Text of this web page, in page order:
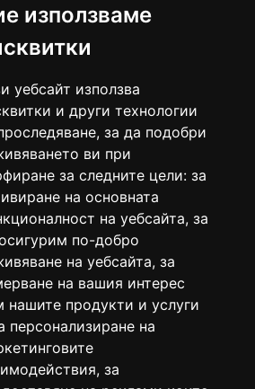
използваме
уебсайт използва
и други технологии
за да подобри
ви при
за следните цели: за
на основната
на уебсайта, за
по-добро
на уебсайта, за
на вашия интерес
нашите продукти и услуги
персонализиране на
, за
43
абонаменти